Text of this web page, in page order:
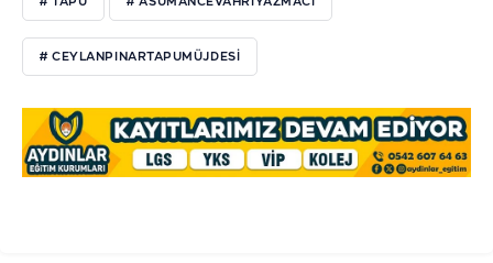
# CEYLANPINARTAPUMÜJDESI